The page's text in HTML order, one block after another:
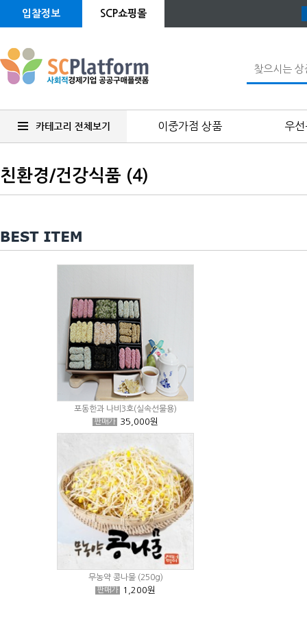
입찰정보 SCP쇼핑몰
이중가점 상품 우
친환경/건강식품 (4)
포동한과 나비3호(실속선물용)
판매가 35,000원
무농약 콩나물 (250g)
판매가 1,200원